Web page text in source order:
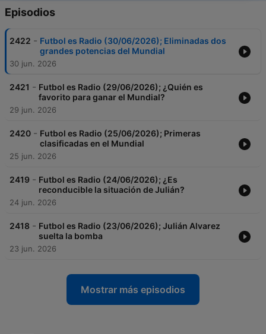
Episodios
2422 - Futbol es Radio (30/06/2026); Eliminadas dos
grandes potencias del Mundial
30 jun. 2026
2421 - Futbol es Radio (29/06/2026); ¿Quién es
favorito para ganar el Mundial?
29 jun. 2026
2420 - Futbol es Radio (25/06/2026); Primeras
clasificadas en el Mundial
25 jun. 2026
2419 - Futbol es Radio (24/06/2026); ¿Es
reconducible la situación de Julián?
24 jun. 2026
2418 - Futbol es Radio (23/06/2026); Julián Alvarez
suelta la bomba
23 jun. 2026
Mostrar más episodios